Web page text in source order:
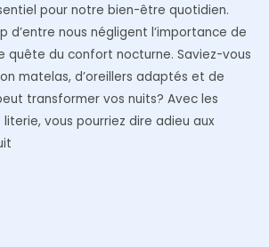
pour notre bien-être quotidien.
d’entre nous négligent l’importance de
quête du confort nocturne. Saviez-vous
matelas, d’oreillers adaptés et de
transformer vos nuits? Avec les
vous pourriez dire adieu aux